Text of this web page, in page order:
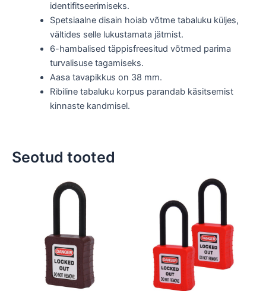
identifitseerimiseks.
Spetsiaalne disain hoiab võtme tabaluku küljes,
vältides selle lukustamata jätmist.
6-hambalised täppisfreesitud võtmed parima
turvalisuse tagamiseks.
Aasa tavapikkus on 38 mm.
Ribiline tabaluku korpus parandab käsitsemist
kinnaste kandmisel.
Seotud tooted